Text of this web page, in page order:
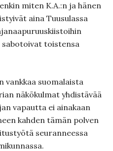
miten K.A.:n ja hänen
aina Tuusulassa
sabotoivat toistensa
vankkaa suomalaista
näkökulmat yhdistävää
vapautta ei ainakaan
kahden tämän polven
seuranneessa